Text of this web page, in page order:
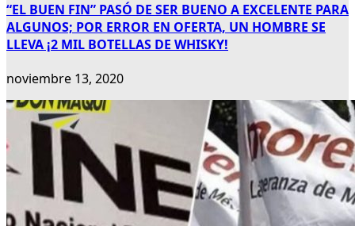
“EL BUEN FIN” PASÓ DE SER BUENO A EXCELENTE PARA
ALGUNOS; POR ERROR EN OFERTA, UN HOMBRE SE
LLEVA ¡2 MIL BOTELLAS DE WHISKY!
noviembre 13, 2020